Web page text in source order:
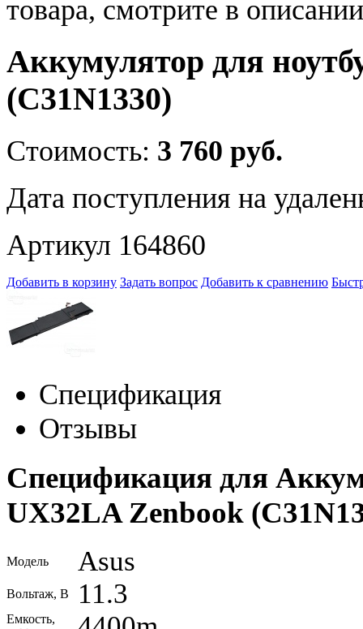
товара, смотрите в
Аккумулятор для
(C31N1330)
Стоимость: 3 760 руб.
Дата поступления на
Артикул 164860
Добавить в корзину Задать вопрос Добавить к сравнению
Спецификация
Отзывы
Спецификация для
UX32LA Zenbook
Модель Asus
Вольтаж, В 11.3
Емкость,